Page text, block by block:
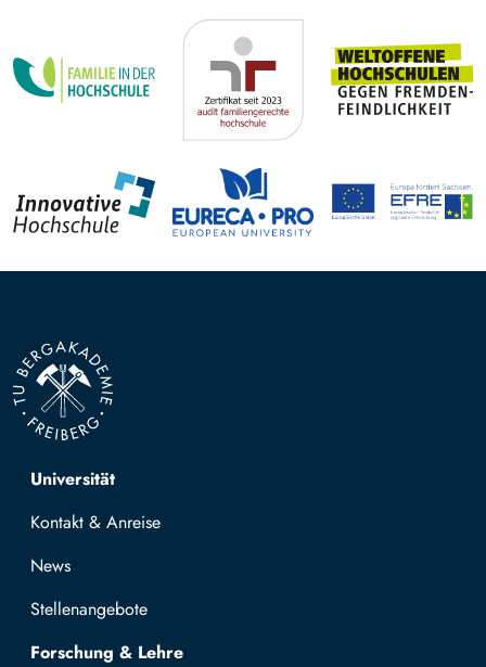
Top navigation
Universität
Kontakt & Anreise
News
Stellenangebote
Forschung & Lehre